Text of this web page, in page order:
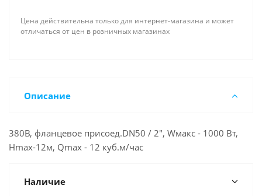
Цена действительна только для интернет-магазина и может
отличаться от цен в розничных магазинах
Описание
380В, фланцевое присоед.DN50 / 2", Wмакс - 1000 Вт,
Нmax-12м, Qmax - 12 куб.м/час
Наличие